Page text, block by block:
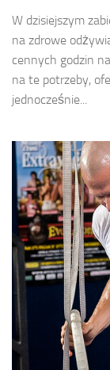
W dzisiejszym
na zdrowe
cennych godzin
na te potrzeby,
jednocześnie...